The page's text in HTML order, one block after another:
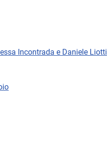
Incontrada e Daniele Liotti